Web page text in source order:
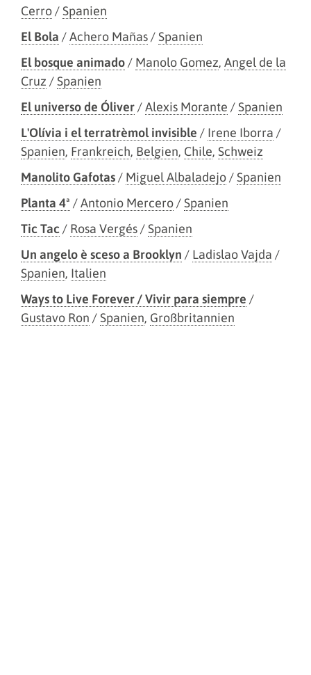
Cerro/Spanien
El Bola /Achero Mañas/Spanien
El bosque animado/ Manolo Gomez, Angel de la
Cruz /Spanien
El universo de Óliver/Alexis Morante /Spanien
L'Olívia i el terratrèmol invisible / Irene Iborra /
Spanien, Frankreich, Belgien, Chile, Schweiz
Manolito Gafotas/ Miguel Albaladejo/Spanien
Planta 4ª /Antonio Mercero/Spanien
Tic Tac/ Rosa Vergés/Spanien
Un angelo è sceso a Brooklyn / Ladislao Vajda /
Spanien, Italien
Ways to Live Forever / Vivir para siempre /
Gustavo Ron /Spanien, Großbritannien